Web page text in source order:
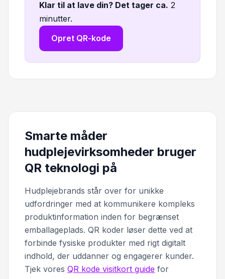
Klar til at lave din? Det tager ca. 2
minutter.
Opret QR-kode
Smarte måder
hudplejevirksomheder bruger
QR teknologi på
Hudplejebrands står over for unikke
udfordringer med at kommunikere kompleks
produktinformation inden for begrænset
emballageplads. QR koder løser dette ved at
forbinde fysiske produkter med rigt digitalt
indhold, der uddanner og engagerer kunder.
Tjek vores QR kode visitkort guide for